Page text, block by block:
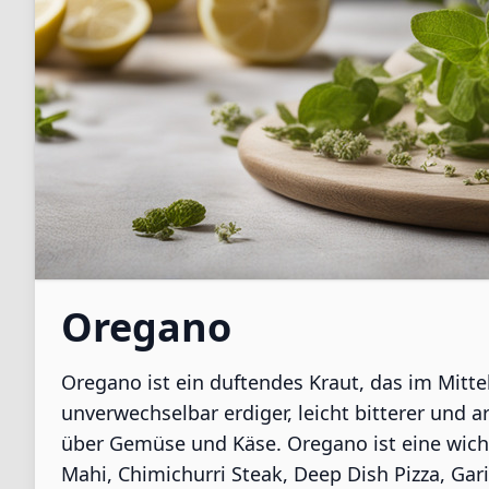
Oregano
Oregano ist ein duftendes Kraut, das im
unverwechselbar erdiger, leicht bitterer und
über Gemüse und Käse. Oregano ist eine
Mahi, Chimichurri Steak, Deep Dish Pizza,